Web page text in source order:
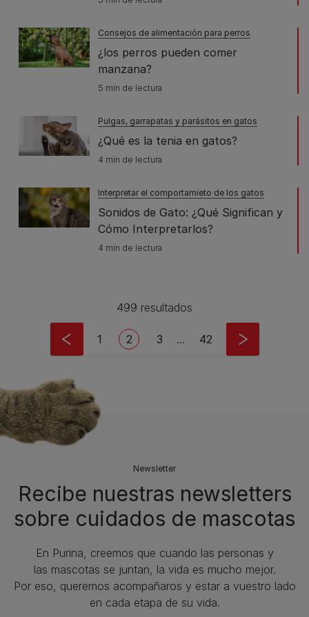
Consejos de alimentación para perros
¿los perros pueden comer
manzana?
5 min de lectura
Pulgas, garrapatas y parásitos en gatos
¿Qué es la tenia en gatos?
4 min de lectura
Interpretar el comportamieto de los gatos
Sonidos de Gato: ¿Qué Significan y
Cómo Interpretarlos?
4 min de lectura
499 resultados
Page
1 Current page
2 Page
3 … Last page
42
Newsletter
Recibe nuestras newsletters
sobre cuidados de mascotas​
En Purina, creemos que cuando las personas y
las mascotas se juntan, la vida es mucho mejor.
Por eso, queremos acompañaros y estar a vuestro lado
en cada etapa de su vida.​